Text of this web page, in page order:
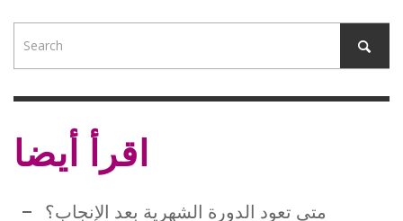
اقرأ أيضا
متى تعود الدورة الشهرية بعد الإنجاب؟